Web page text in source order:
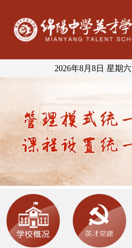
2026年8月8日 星期六